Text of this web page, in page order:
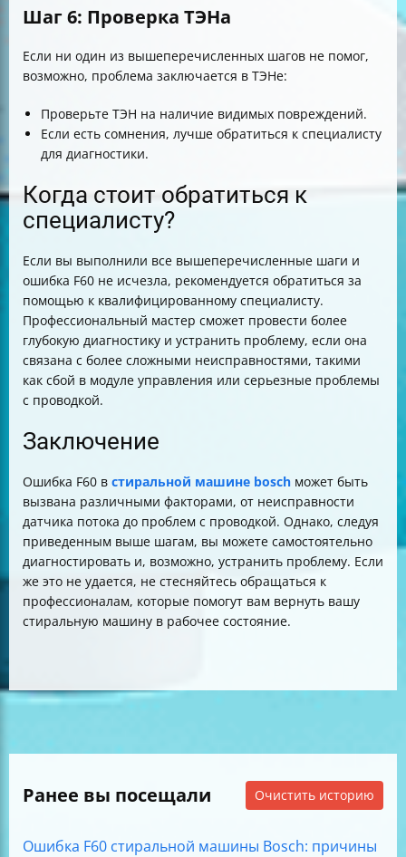
Шаг 6: Проверка ТЭНа
Если ни один из вышеперечисленных шагов не помог,
возможно, проблема заключается в ТЭНе:
Проверьте ТЭН на наличие видимых повреждений.
Если есть сомнения, лучше обратиться к специалисту
для диагностики.
Когда стоит обратиться к
специалисту?
Если вы выполнили все вышеперечисленные шаги и
ошибка F60 не исчезла, рекомендуется обратиться за
помощью к квалифицированному специалисту.
Профессиональный мастер сможет провести более
глубокую диагностику и устранить проблему, если она
связана с более сложными неисправностями, такими
как сбой в модуле управления или серьезные проблемы
с проводкой.
Заключение
Ошибка F60 в стиральной машине bosch может быть
вызвана различными факторами, от неисправности
датчика потока до проблем с проводкой. Однако, следуя
приведенным выше шагам, вы можете самостоятельно
диагностировать и, возможно, устранить проблему. Если
же это не удается, не стесняйтесь обращаться к
профессионалам, которые помогут вам вернуть вашу
стиральную машину в рабочее состояние.
Ранее вы посещали Очистить историю
Ошибка F60 стиральной машины Bosch: причины